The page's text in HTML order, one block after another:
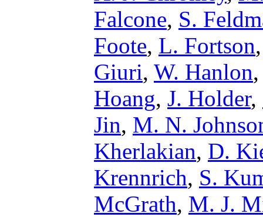
Falcone, S.
Foote, L. Fortson
Giuri, W. Hanlon
Hoang, J. Holder,
Jin, M. N.
Kherlakian, D.
Krennrich, S.
McGrath, M. J.